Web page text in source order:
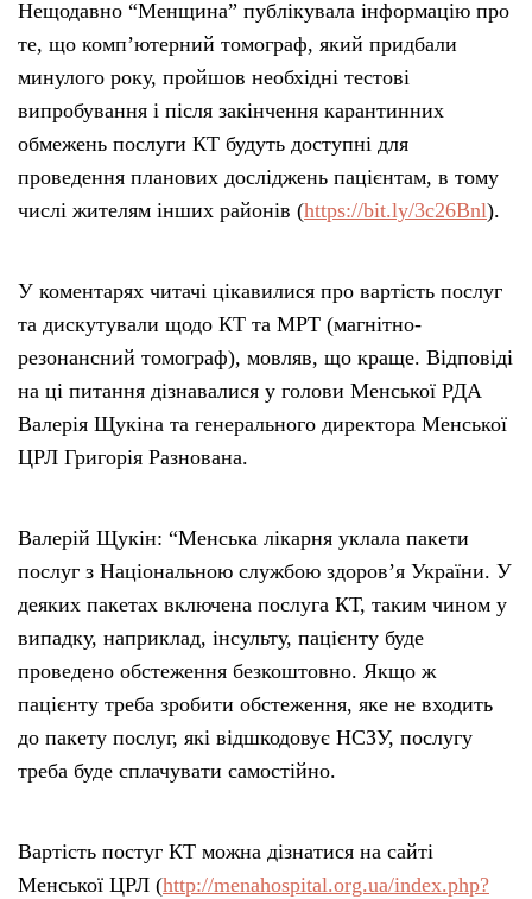
Нещодавно “Менщина” публікувала інформацію про
те, що комп’ютерний томограф, який придбали
минулого року, пройшов необхідні тестові
випробування і після закінчення карантинних
обмежень послуги КТ будуть доступні для
проведення планових досліджень пацієнтам, в тому
числі жителям інших районів (https://bit.ly/3c26Bnl).
У коментарях читачі цікавилися про вартість послуг
та дискутували щодо КТ та МРТ (магнітно-
резонансний томограф), мовляв, що краще. Відповіді
на ці питання дізнавалися у голови Менської РДА
Валерія Щукіна та генерального директора Менської
ЦРЛ Григорія Разнована.
Валерій Щукін: “Менська лікарня уклала пакети
послуг з Національною службою здоров’я України. У
деяких пакетах включена послуга КТ, таким чином у
випадку, наприклад, інсульту, пацієнту буде
проведено обстеження безкоштовно. Якщо ж
пацієнту треба зробити обстеження, яке не входить
до пакету послуг, які відшкодовує НСЗУ, послугу
треба буде сплачувати самостійно.
Вартість постуг КТ можна дізнатися на сайті
Менської ЦРЛ (http://menahospital.org.ua/index.php?